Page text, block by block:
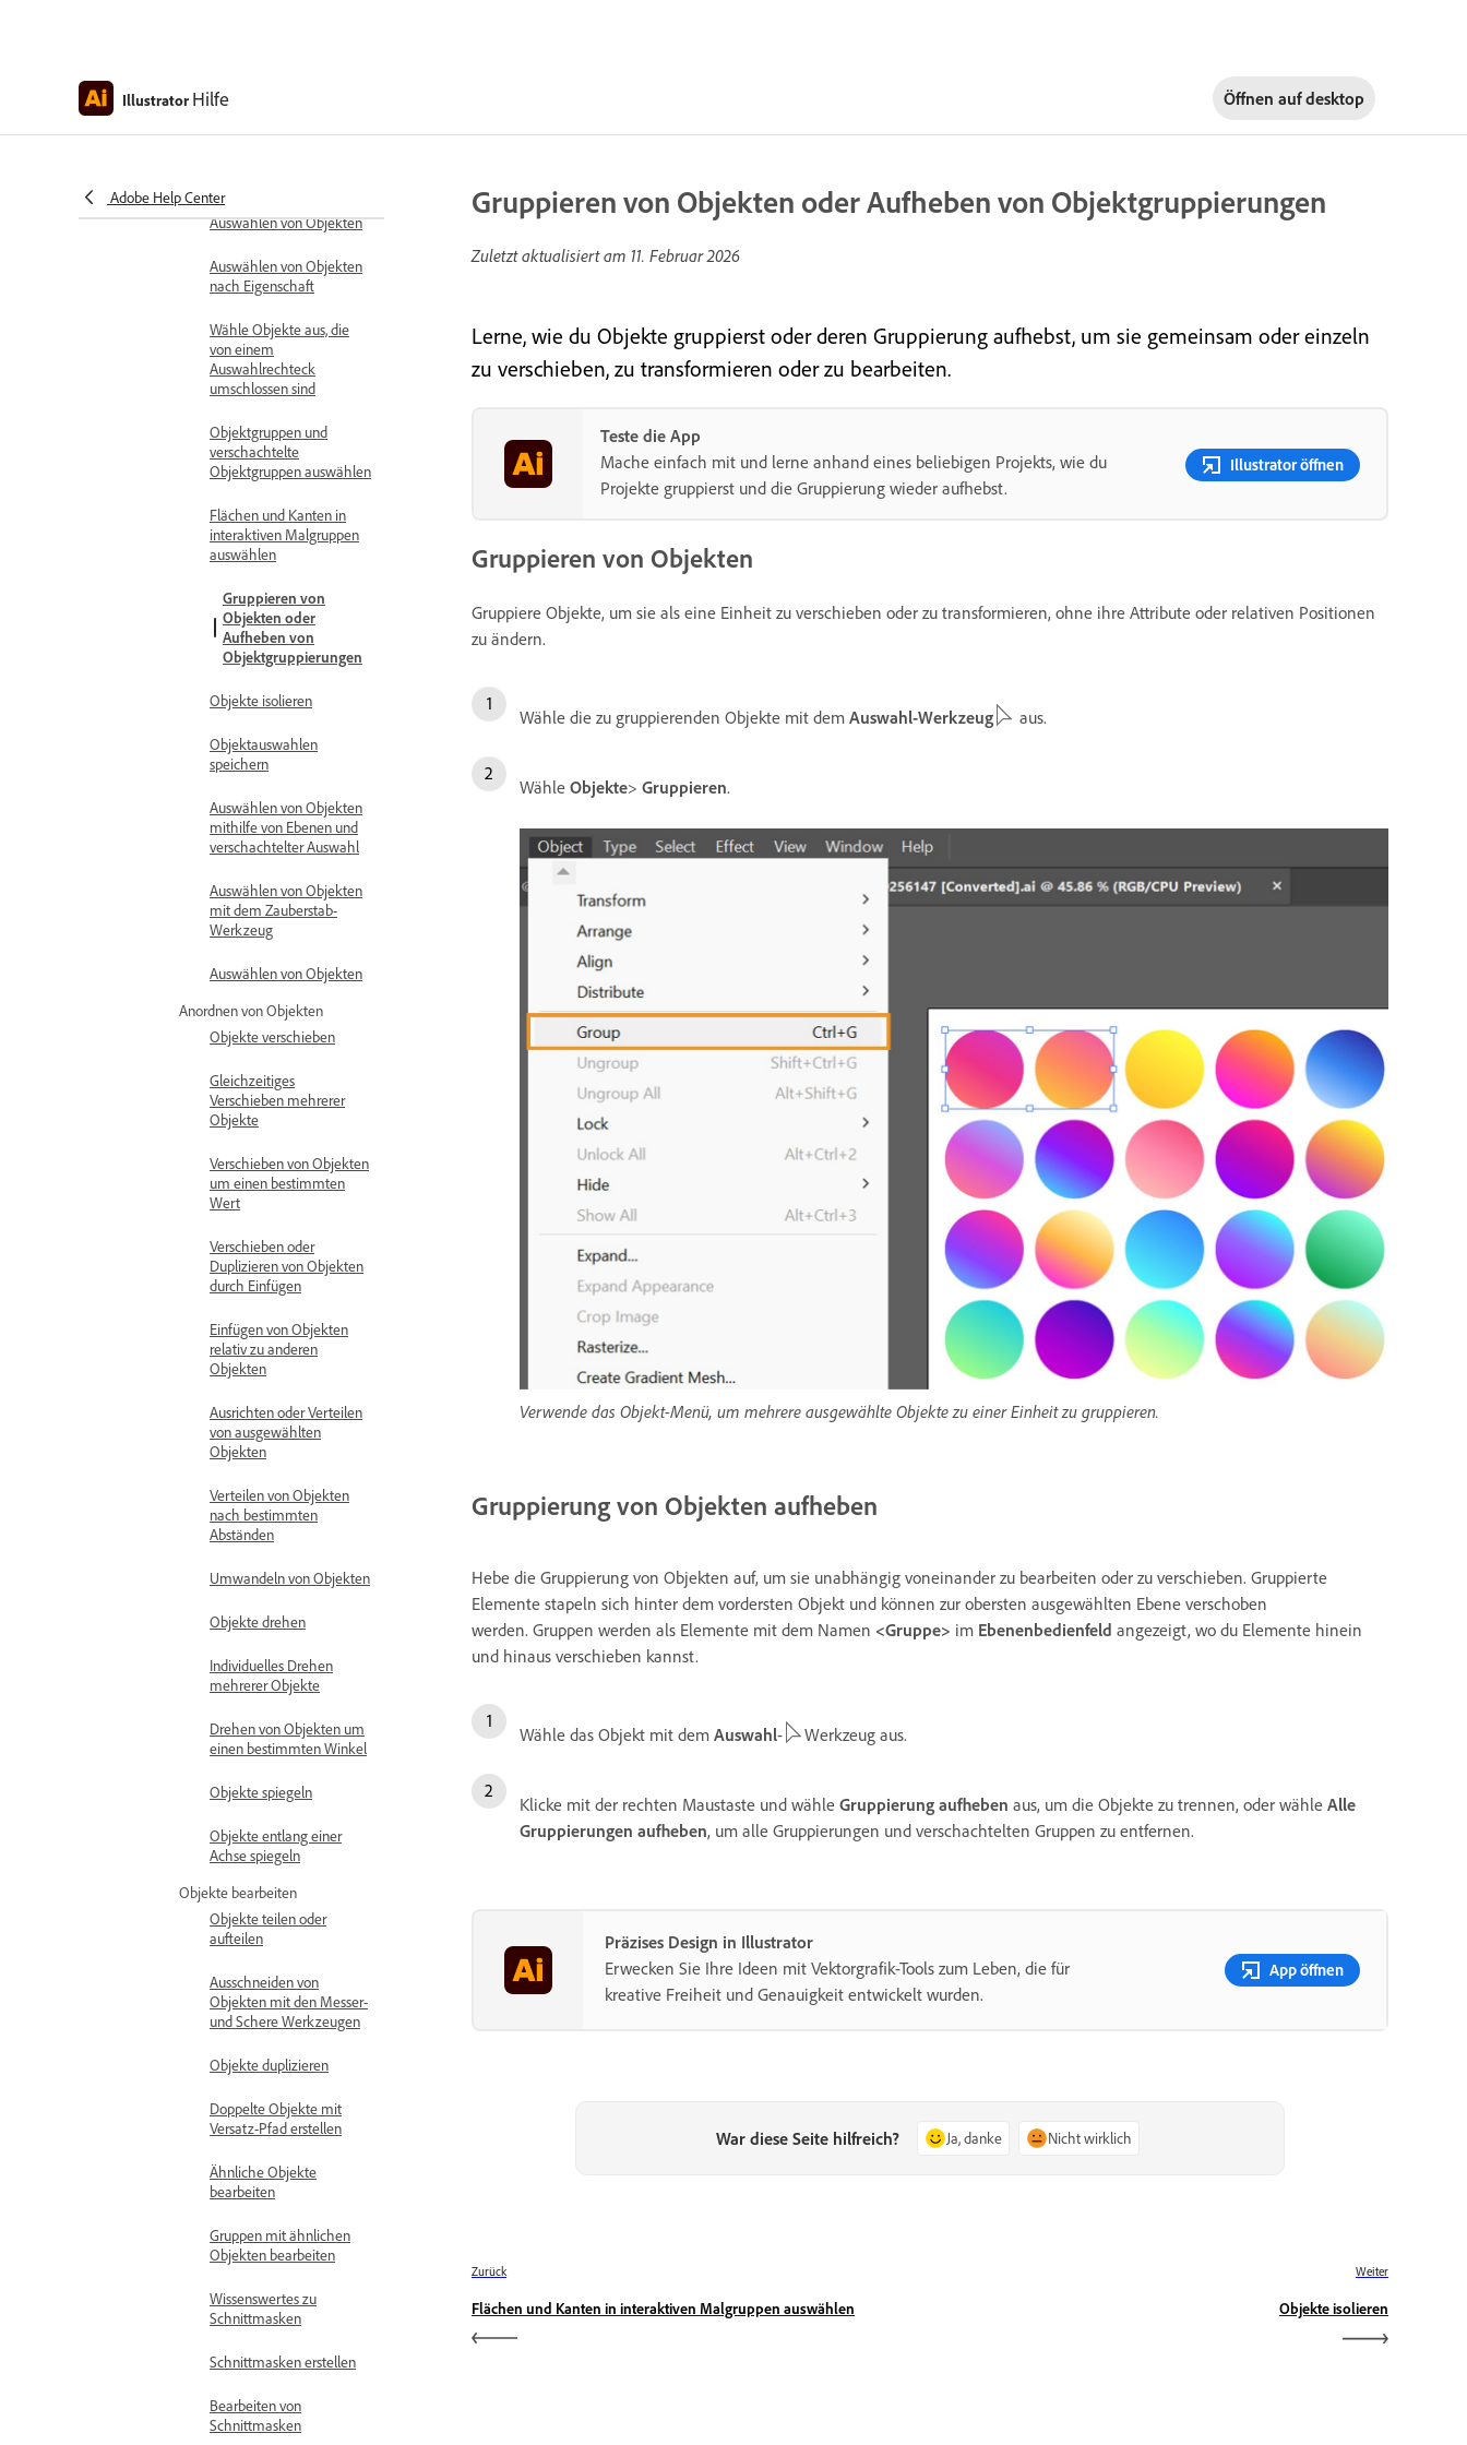
Illustrator Hilfe Öffnen aufdesktop
Adobe Help Center
Auswählen von Objekten
Auswählen von Objekten
Auswählen von Objekten
nach Eigenschaft
Wähle Objekte aus, die
von einem
Auswahlrechteck
umschlossen sind
Objektgruppen und
verschachtelte
Objektgruppen auswählen
Flächen und Kanten in
interaktiven Malgruppen
auswählen
Gruppieren von
Objekten oder
Aufheben von
Objektgruppierungen
Objekte isolieren
Objektauswahlen
speichern
Auswählen von Objekten
mithilfe von Ebenen und
verschachtelter Auswahl
Auswählen von Objekten
mit dem Zauberstab-
Werkzeug
Auswählen von Objekten
Anordnen von Objekten
Objekte verschieben
Gleichzeitiges
Verschieben mehrerer
Objekte
Verschieben von Objekten
um einen bestimmten
Wert
Verschieben oder
Duplizieren von Objekten
durch Einfügen
Einfügen von Objekten
relativ zu anderen
Objekten
Ausrichten oder Verteilen
von ausgewählten
Objekten
Verteilen von Objekten
nach bestimmten
Abständen
Umwandeln von Objekten
Objekte drehen
Individuelles Drehen
mehrerer Objekte
Drehen von Objekten um
einen bestimmten Winkel
Objekte spiegeln
Objekte entlang einer
Achse spiegeln
Objekte bearbeiten
Objekte teilen oder
aufteilen
Ausschneiden von
Objekten mit den Messer-
und Schere Werkzeugen
Objekte duplizieren
Doppelte Objekte mit
Versatz-Pfad erstellen
Ähnliche Objekte
bearbeiten
Gruppen mit ähnlichen
Objekten bearbeiten
Wissenswertes zu
Schnittmasken
Schnittmasken erstellen
Bearbeiten von
Schnittmasken
Gruppieren von Objekten oder Aufheben von Objektgruppierungen
Zuletzt aktualisiert am 11. Februar 2026
Lerne, wie du Objekte gruppierst oder deren Gruppierung aufhebst, um sie gemeinsam oder einzeln
zu verschieben, zu transformieren oder zu bearbeiten.
Teste die App
Mache einfach mit und lerne anhand eines beliebigen Projekts, wie du
Projekte gruppierst und die Gruppierung wieder aufhebst.
Illustrator öffnen
Gruppieren von Objekten
Gruppiere Objekte, um sie als eine Einheit zu verschieben oder zu transformieren, ohne ihre Attribute oder relativen Positionen
zu ändern.
Wähle die zu gruppierenden Objekte mit dem Auswahl-Werkzeug aus.
Wähle Objekte> Gruppieren.
Verwende das Objekt-Menü, um mehrere ausgewählte Objekte zu einer Einheit zu gruppieren.
Gruppierung von Objekten aufheben
Hebe die Gruppierung von Objekten auf, um sie unabhängig voneinander zu bearbeiten oder zu verschieben. Gruppierte
Elemente stapeln sich hinter dem vordersten Objekt und können zur obersten ausgewählten Ebene verschoben
werden. Gruppen werden als Elemente mit dem Namen <Gruppe> im Ebenenbedienfeld angezeigt, wo du Elemente hinein
und hinaus verschieben kannst.
Wähle das Objekt mit dem Auswahl- Werkzeug aus.
Klicke mit der rechten Maustaste und wähle Gruppierung aufheben aus, um die Objekte zu trennen, oder wähle Alle
Gruppierungen aufheben, um alle Gruppierungen und verschachtelten Gruppen zu entfernen.
Präzises Design in Illustrator
Erwecken Sie Ihre Ideen mit Vektorgrafik-Tools zum Leben, die für
kreative Freiheit und Genauigkeit entwickelt wurden.
App öffnen
War diese Seite hilfreich? Ja, danke Nicht wirklich
Zurück
Flächen und Kanten in interaktiven Malgruppen auswählen
Weiter
Objekte isolieren